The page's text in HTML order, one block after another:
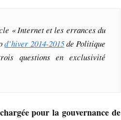
« Internet et les errances du
d’hiver 2014-2015dePolitique
questions en exclusivité
pour la gouvernance de